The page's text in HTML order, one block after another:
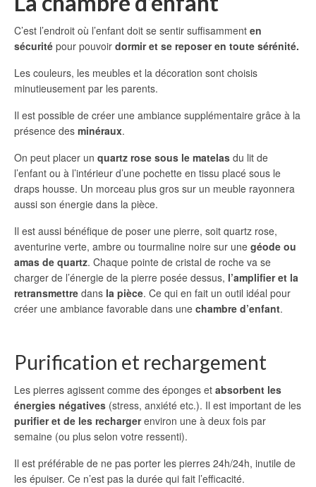
C’est l’endroit où l’enfant doit se sentir suffisamment en
sécurité pour pouvoir dormir et se reposer en toute sérénité.
Les couleurs, les meubles et la décoration sont choisis
minutieusement par les parents.
Il est possible de créer une ambiance supplémentaire grâce à la
présence des minéraux.
On peut placer un quartz rose sous le matelas du lit de
l’enfant ou à l’intérieur d’une pochette en tissu placé sous le
draps housse. Un morceau plus gros sur un meuble rayonnera
aussi son énergie dans la pièce.
Il est aussi bénéfique de poser une pierre, soit quartz rose,
aventurine verte, ambre ou tourmaline noire sur une géode ou
amas de quartz. Chaque pointe de cristal de roche va se
charger de l’énergie de la pierre posée dessus, l’amplifier et la
retransmettre dans la pièce. Ce qui en fait un outil idéal pour
créer une ambiance favorable dans une chambre d’enfant.
Purification et rechargement
Les pierres agissent comme des éponges et absorbent les
énergies négatives (stress, anxiété etc.). Il est important de les
purifier et de les rechargerenviron une à deux fois par
semaine (ou plus selon votre ressenti).
Il est préférable de ne pas porter les pierres 24h/24h, inutile de
les épuiser. Ce n’est pas la durée qui fait l’efficacité.